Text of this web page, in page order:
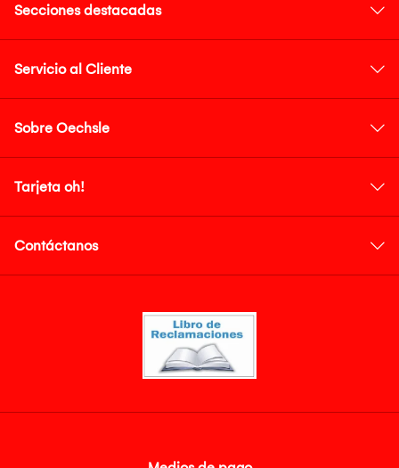
Secciones destacadas
Servicio al Cliente
Sobre Oechsle
Tarjeta oh!
Contáctanos